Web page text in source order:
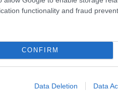
functionality and fraud
CONFIRM
Data Deletion Data